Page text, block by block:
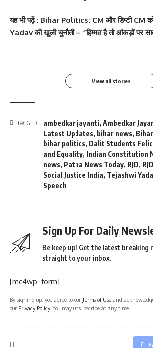
यह भी पढ़ें: Bihar Politics: CM और डिप्टी CM
Yadav की खुली चुनौती – “हिम्मत है तो आंकड़ों पर
सोनम कपूर ने शर्ट के बटन
खोलकर बेबी बंप फ्लॉन्ट किया
श्वेता
पर फिर
से Viral
Salman Khan की बर्थडे
पार्टी में लगा सितारों का मेला,
श्वेता
पर लगाई
View all stories
TAGGED: ambedkar jayanti, Ambedkar
Latest Updates, bihar news,
bihar politics, Dalit Students
and Equality, Indian Constitution
news, Patna News Today, RJD,
Social Justice India, Tejashwi
Speech
Sign Up For Daily
Be keep up! Get the latest breaking
straight to your inbox.
[mc4wp_form]
By signing up, you agree to ourTerms of Use and
our Privacy Policy. You may unsubscribe at any time.